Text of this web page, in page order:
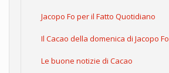
Jacopo Fo per il Fatto Quotidiano
Il Cacao della domenica di Jacopo Fo
Le buone notizie di Cacao